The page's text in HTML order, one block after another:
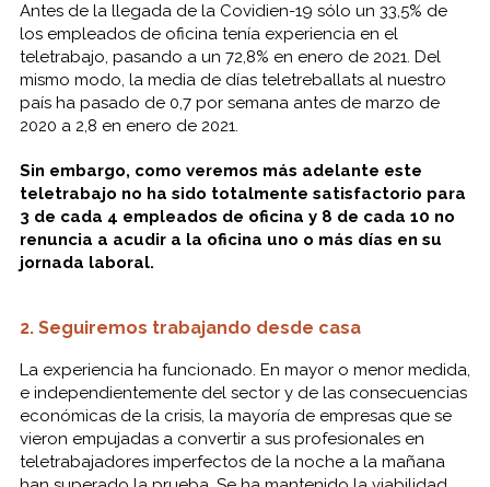
Antes de la llegada de la Covidien-19 sólo un 33,5% de
los empleados de oficina tenía experiencia en el
teletrabajo, pasando a un 72,8% en enero de 2021. Del
mismo modo, la media de días teletreballats al nuestro
país ha pasado de 0,7 por semana antes de marzo de
2020 a 2,8 en enero de 2021.
Sin embargo, como veremos más adelante este
teletrabajo no ha sido totalmente satisfactorio para
3 de cada 4 empleados de oficina y 8 de cada 10 no
renuncia a acudir a la oficina uno o más días en su
jornada laboral.
2. Seguiremos trabajando desde casa
La experiencia ha funcionado. En mayor o menor medida,
e independientemente del sector y de las consecuencias
económicas de la crisis, la mayoría de empresas que se
vieron empujadas a convertir a sus profesionales en
teletrabajadores imperfectos de la noche a la mañana